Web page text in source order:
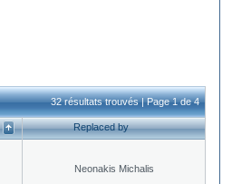
32 résultats trouvés | Page 1 de 4
Replaced by
Neonakis Michalis